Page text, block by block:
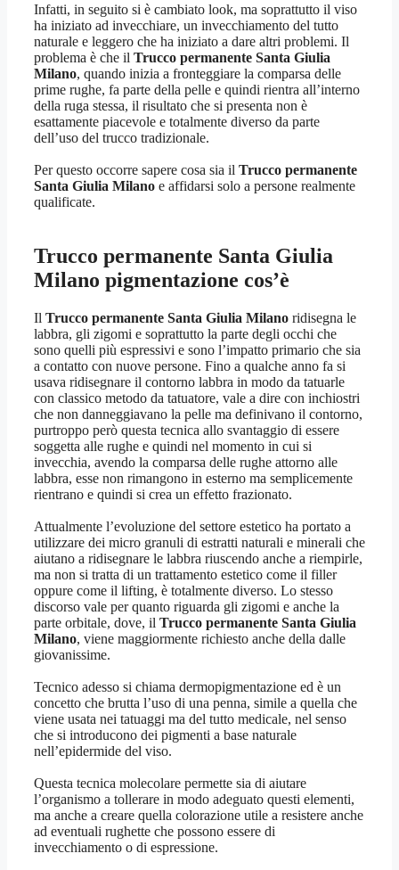
Infatti, in seguito si è cambiato look, ma soprattutto il viso
ha iniziato ad invecchiare, un invecchiamento del tutto
naturale e leggero che ha iniziato a dare altri problemi. Il
problema è che il Trucco permanente Santa Giulia
Milano, quando inizia a fronteggiare la comparsa delle
prime rughe, fa parte della pelle e quindi rientra all’interno
della ruga stessa, il risultato che si presenta non è
esattamente piacevole e totalmente diverso da parte
dell’uso del trucco tradizionale.
Per questo occorre sapere cosa sia il Trucco permanente
Santa Giulia Milano e affidarsi solo a persone realmente
qualificate.
Trucco permanente Santa Giulia
Milano pigmentazione cos’è
Il Trucco permanente Santa Giulia Milano ridisegna le
labbra, gli zigomi e soprattutto la parte degli occhi che
sono quelli più espressivi e sono l’impatto primario che sia
a contatto con nuove persone. Fino a qualche anno fa si
usava ridisegnare il contorno labbra in modo da tatuarle
con classico metodo da tatuatore, vale a dire con inchiostri
che non danneggiavano la pelle ma definivano il contorno,
purtroppo però questa tecnica allo svantaggio di essere
soggetta alle rughe e quindi nel momento in cui si
invecchia, avendo la comparsa delle rughe attorno alle
labbra, esse non rimangono in esterno ma semplicemente
rientrano e quindi si crea un effetto frazionato.
Attualmente l’evoluzione del settore estetico ha portato a
utilizzare dei micro granuli di estratti naturali e minerali che
aiutano a ridisegnare le labbra riuscendo anche a riempirle,
ma non si tratta di un trattamento estetico come il filler
oppure come il lifting, è totalmente diverso. Lo stesso
discorso vale per quanto riguarda gli zigomi e anche la
parte orbitale, dove, il Trucco permanente Santa Giulia
Milano, viene maggiormente richiesto anche della dalle
giovanissime.
Tecnico adesso si chiama dermopigmentazione ed è un
concetto che brutta l’uso di una penna, simile a quella che
viene usata nei tatuaggi ma del tutto medicale, nel senso
che si introducono dei pigmenti a base naturale
nell’epidermide del viso.
Questa tecnica molecolare permette sia di aiutare
l’organismo a tollerare in modo adeguato questi elementi,
ma anche a creare quella colorazione utile a resistere anche
ad eventuali rughette che possono essere di
invecchiamento o di espressione.